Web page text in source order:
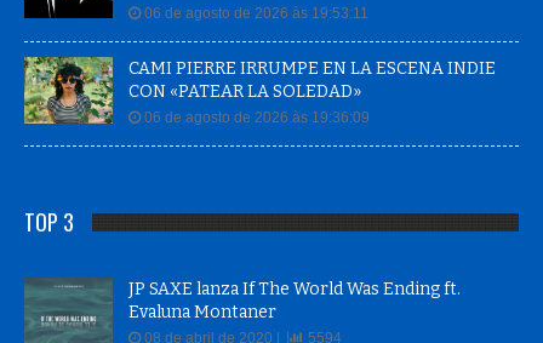
06 de agosto de 2026 às 19:53:11
CAMI PIERRE IRRUMPE EN LA ESCENA INDIE
CON «PATEAR LA SOLEDAD»
06 de agosto de 2026 às 19:36:09
TOP 3
JP SAXE lanza If The World Was Ending ft.
Evaluna Montaner
08 de abril de 2020 | 5594